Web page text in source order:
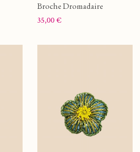
Broche Dromadaire
Prix
35,00 €